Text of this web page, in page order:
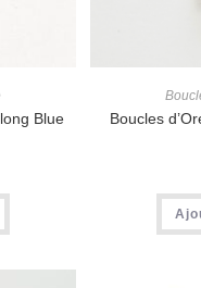
Blue Boucles